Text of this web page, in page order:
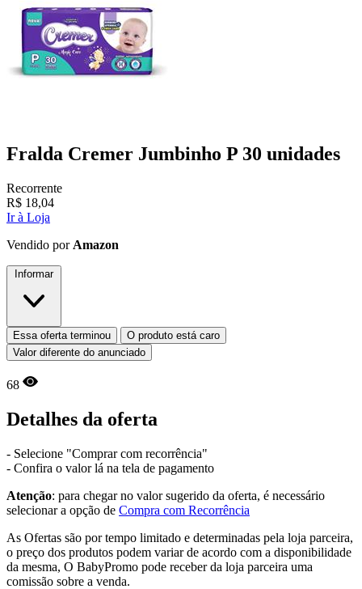
Fralda Cremer Jumbinho P 30 unidades
Recorrente
R$ 18,04
Ir à Loja
Vendido por Amazon
Informar
Essa oferta terminou
O produto está caro
Valor diferente do anunciado
68
Detalhes da oferta
- Selecione "Comprar com recorrência"
- Confira o valor lá na tela de pagamento
Atenção: para chegar no valor sugerido da oferta, é necessário
selecionar a opção de Compra com Recorrência
As Ofertas são por tempo limitado e determinadas pela loja parceira,
o preço dos produtos podem variar de acordo com a disponibilidade
da mesma, O BabyPromo pode receber da loja parceira uma
comissão sobre a venda.